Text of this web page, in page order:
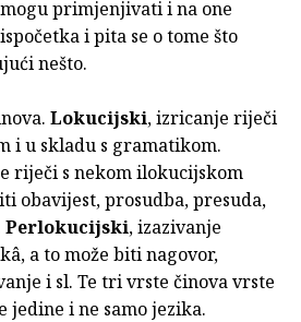
primjenjivati i na one
i pita se o tome što
nešto.
Lokucijski, izricanje riječi
i u skladu s gramatikom.
riječi s nekom ilokucijskom
obavijest, prosudba, presuda,
Perlokucijski, izazivanje
a to može biti nagovor,
i sl. Te tri vrste činova vrste
jedine i ne samo jezika.